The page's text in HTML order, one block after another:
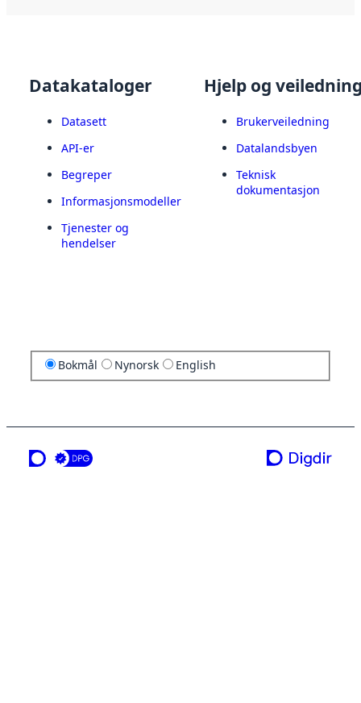
Datakataloger
Datasett
API-er
Begreper
Informasjonsmodeller
Tjenester og
hendelser
Hjelp og
Brukerveiledning
Datalandsbyen
Teknisk
dokumentasjon
Bokmål Nynorsk English